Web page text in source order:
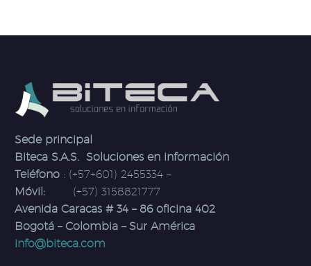
Sede principal
Biteca S.A.S. Soluciones en información
Teléfono : (+57+601) 2455334 –
Móvil: (+57) 3158821777
Avenida Caracas # 34 – 86 oficina 402
Bogotá – Colombia – Sur América
info@biteca.com